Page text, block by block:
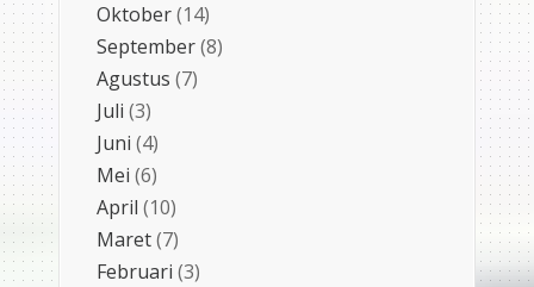
Oktober(14)
September(8)
Agustus (7)
Juli (3)
Juni (4)
Mei (6)
April (10)
Maret(7)
Februari (3)